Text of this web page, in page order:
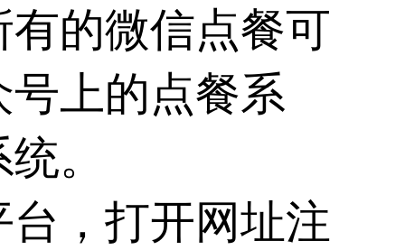
的微信点餐可
上的点餐系
。
，打开网址注